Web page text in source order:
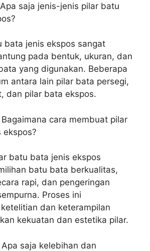
Apa saja jenis-jenis pilar batu
bata jenis ekspos sangat
pada bentuk, ukuran, dan
yang digunakan. Beberapa
antara lain pilar bata persegi,
dan pilar bata ekspos.
Bagaimana cara membuat pilar
batu bata jenis ekspos
batu bata berkualitas,
rapi, dan pengeringan
Proses ini
dan keterampilan
kekuatan dan estetika pilar.
Apa saja kelebihan dan